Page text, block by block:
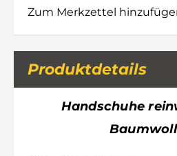
Zum Merkzettel
Produktdetails
Handschuhe